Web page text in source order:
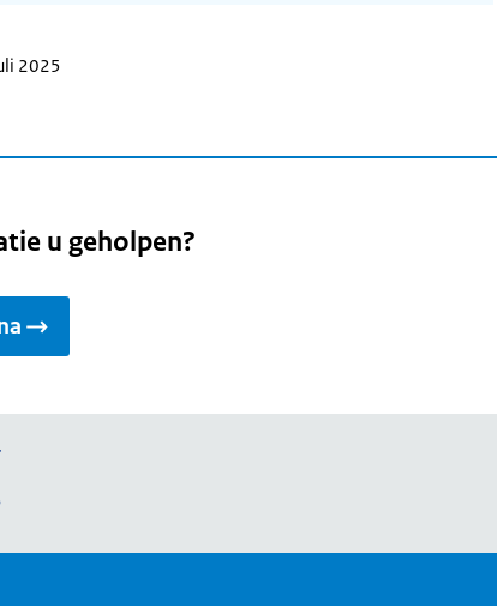
2025
u geholpen?
Ga
homepage